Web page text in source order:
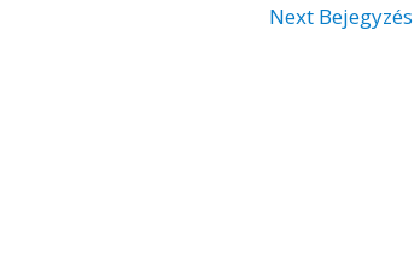
Next Bejegyzés